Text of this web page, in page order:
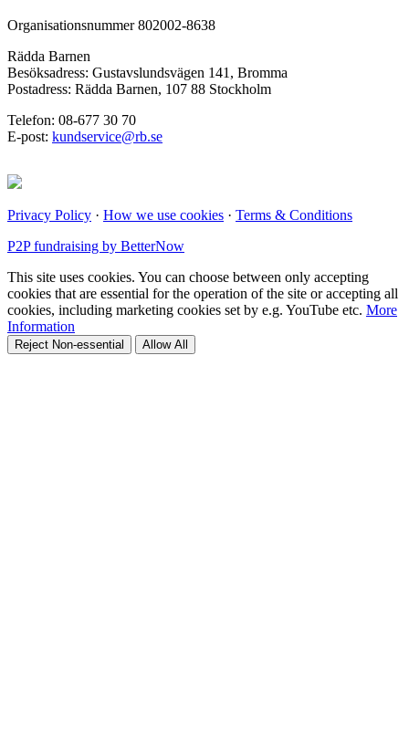
Organisationsnummer 802002-8638
Rädda Barnen
Besöksadress: Gustavslundsvägen 141, Bromma
Postadress: Rädda Barnen, 107 88 Stockholm
Telefon: 08-677 30 70
E-post: kundservice@rb.se
Privacy Policy · How we use cookies · Terms & Conditions
P2P fundraising by BetterNow
This site uses cookies. You can choose between only accepting
cookies that are essential for the operation of the site or accepting all
cookies, including marketing cookies set by e.g. YouTube etc. More
Information
Reject Non-essential Allow All